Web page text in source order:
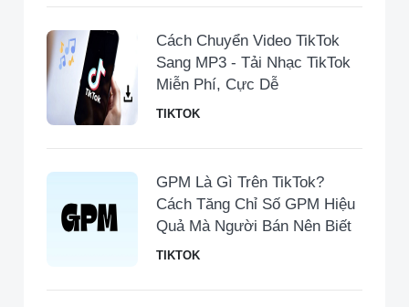
Cách Chuyển Video TikTok
Sang MP3 - Tải Nhạc TikTok
Miễn Phí, Cực Dễ
TIKTOK
GPM Là Gì Trên TikTok?
Cách Tăng Chỉ Số GPM Hiệu
Quả Mà Người Bán Nên Biết
TIKTOK